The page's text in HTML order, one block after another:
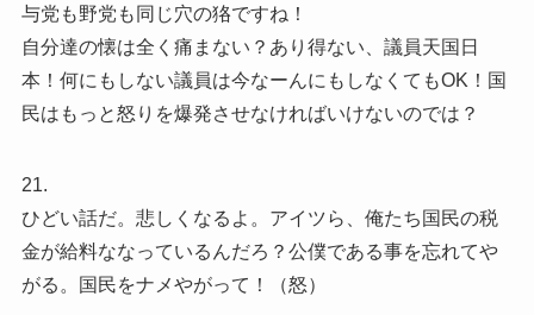
与党も野党も同じ穴の狢ですね！
自分達の懐は全く痛まない？あり得ない、議員天国日
本！何にもしない議員は今なーんにもしなくてもOK！国
民はもっと怒りを爆発させなければいけないのでは？
21.
ひどい話だ。悲しくなるよ。アイツら、俺たち国民の税
金が給料ななっているんだろ？公僕である事を忘れてや
がる。国民をナメやがって！（怒）